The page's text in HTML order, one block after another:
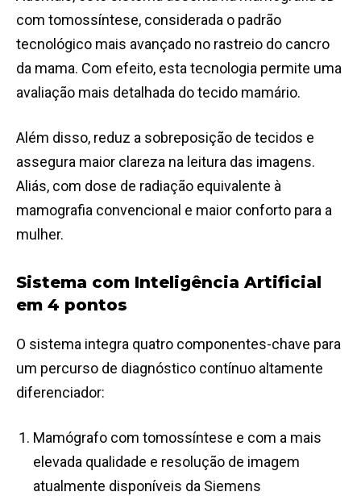
com tomossíntese, considerada o padrão
tecnológico mais avançado no rastreio do cancro
da mama. Com efeito, esta tecnologia permite uma
avaliação mais detalhada do tecido mamário.
Além disso, reduz a sobreposição de tecidos e
assegura maior clareza na leitura das imagens.
Aliás, com dose de radiação equivalente à
mamografia convencional e maior conforto para a
mulher.
Sistema com Inteligência Artificial
em 4 pontos
O sistema integra quatro componentes-chave para
um percurso de diagnóstico contínuo altamente
diferenciador:
Mamógrafo com tomossíntese e com a mais
elevada qualidade e resolução de imagem
atualmente disponíveis da Siemens